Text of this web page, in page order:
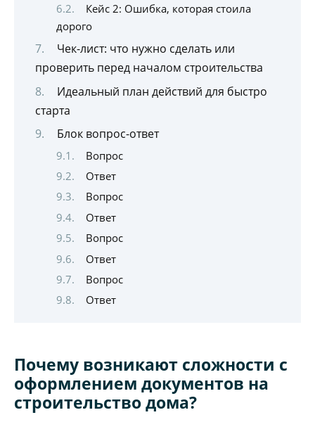
Кейс 2: Ошибка, которая стоила
дорого
Чек-лист: что нужно сделать или
проверить перед началом строительства
Идеальный план действий для быстро
старта
Блок вопрос-ответ
Вопрос
Ответ
Вопрос
Ответ
Вопрос
Ответ
Вопрос
Ответ
Почему возникают сложности с
оформлением документов на
строительство дома?